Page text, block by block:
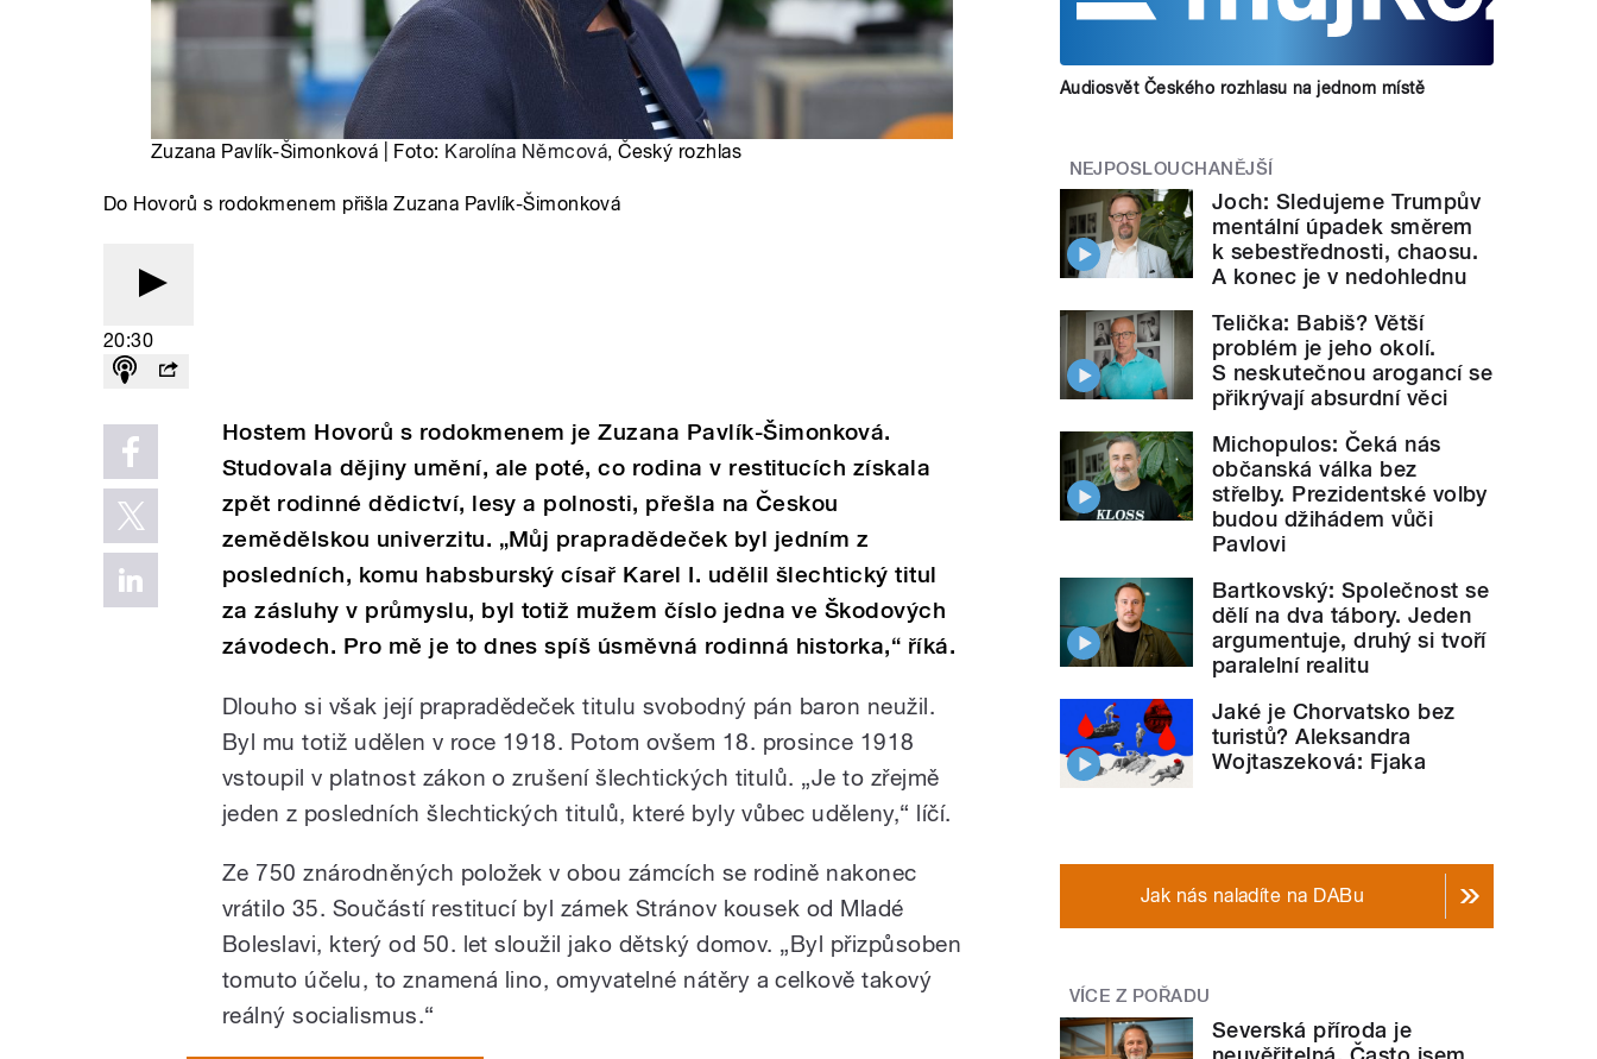
Zuzana Pavlík-Šimonková | Foto: Karolína Němcová, Český rozhlas
Do Hovorů s rodokmenem přišla Zuzana Pavlík-Šimonková
20:30
Hostem Hovorů s rodokmenem je Zuzana Pavlík-Šimonková.
Studovala dějiny umění, ale poté, co rodina v restitucích získala
zpět rodinné dědictví, lesy a polnosti, přešla na Českou
zemědělskou univerzitu. „Můj prapradědeček byl jedním z
posledních, komu habsburský císař Karel I. udělil šlechtický titul
za zásluhy v průmyslu, byl totiž mužem číslo jedna ve Škodových
závodech. Pro mě je to dnes spíš úsměvná rodinná historka,“ říká.
Dlouho si však její prapradědeček titulu svobodný pán baron neužil.
Byl mu totiž udělen v roce 1918. Potom ovšem 18. prosince 1918
vstoupil v platnost zákon o zrušení šlechtických titulů. „Je to zřejmě
jeden z posledních šlechtických titulů, které byly vůbec uděleny,“ líčí.
Ze 750 znárodněných položek v obou zámcích se rodině nakonec
vrátilo 35. Součástí restitucí byl zámek Stránov kousek od Mladé
Boleslavi, který od 50. let sloužil jako dětský domov. „Byl přizpůsoben
tomuto účelu, to znamená lino, omyvatelné nátěry a celkově takový
reálný socialismus.“
Audiosvět Českého rozhlasu na jednom místě
NEJPOSLOUCHANĚJŠÍ
Joch: Sledujeme Trumpův
mentální úpadek směrem
k sebestřednosti, chaosu.
A konec je v nedohlednu
Telička: Babiš? Větší
problém je jeho okolí.
S neskutečnou arogancí se
přikrývají absurdní věci
Michopulos: Čeká nás
občanská válka bez
střelby. Prezidentské volby
budou džihádem vůči
Pavlovi
Bartkovský: Společnost se
dělí na dva tábory. Jeden
argumentuje, druhý si tvoří
paralelní realitu
Jaké je Chorvatsko bez
turistů? Aleksandra
Wojtaszeková: Fjaka
Jak nás naladíte na DABu
VÍCE Z POŘADU
Severská příroda je